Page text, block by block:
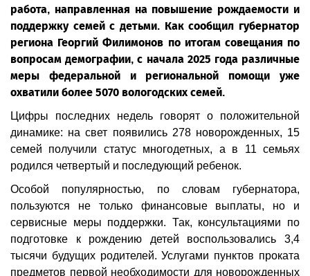
работа, направленная на повышение рождаемости и
поддержку семей с детьми. Как сообщил губернатор
региона Георгий Филимонов по итогам совещания по
вопросам демографии, с начала 2025 года различные
меры федеральной и региональной помощи уже
охватили более 5070 вологодских семей.
Цифры последних недель говорят о положительной
динамике: на свет появились 278 новорожденных, 15
семей получили статус многодетных, а в 11 семьях
родился четвертый и последующий ребенок.
Особой популярностью, по словам губернатора,
пользуются не только финансовые выплаты, но и
сервисные меры поддержки. Так, консультациями по
подготовке к рождению детей воспользовались 3,4
тысячи будущих родителей. Услугами пунктов проката
предметов первой необходимости для новорожденных